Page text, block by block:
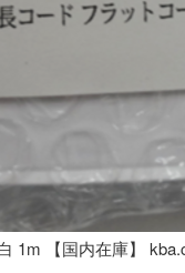
1m 【国内在庫】